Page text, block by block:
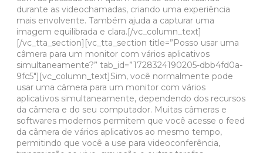
durante as videochamadas, criando uma experiência
mais envolvente. Também ajuda a capturar uma
imagem equilibrada e clara.[/vc_column_text]
[/vc_tta_section][vc_tta_section title=”Posso usar uma
câmera para um monitor com vários aplicativos
simultaneamente?” tab_id=”1728324190205-dbb4fd0a-
9fc5″][vc_column_text]Sim, você normalmente pode
usar uma câmera para um monitor com vários
aplicativos simultaneamente, dependendo dos recursos
da câmera e do seu computador. Muitas câmeras e
softwares modernos permitem que você acesse o feed
da câmera de vários aplicativos ao mesmo tempo,
permitindo que você a use para videoconferência,